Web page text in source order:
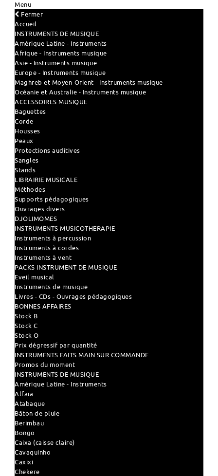
Menu
Fermer
Accueil
INSTRUMENTS DE MUSIQUE
Amérique Latine - Instruments
Afrique - Instruments musique
Asie - Instruments musique
Europe - Instruments musique
Maghreb et Moyen-Orient - Instruments musique
Océanie et Australie - Instruments musique
ACCESSOIRES MUSIQUE
Baguettes
Corde
Housses
Peaux
Protections auditives
Sangles
Stands
LIBRAIRIE MUSICALE
Méthodes
Supports pédagogiques
Ouvrages divers
DJOLIMOMES
INSTRUMENTS MUSICOTHERAPIE
Instruments à percussion
Instruments à cordes
Instruments à vent
PACKS INSTRUMENT DE MUSIQUE
Eveil musical
Instruments de musique
Livres - CDs - Ouvrages pédagogiques
BONNES AFFAIRES
Stock B
Stock C
Stock O
Prix dégressif par quantité
INSTRUMENTS FAITS MAIN SUR COMMANDE
Promos du moment
INSTRUMENTS DE MUSIQUE
Amérique Latine - Instruments
Alfaia
Atabaque
Bâton de pluie
Berimbau
Bongo
Caixa (caisse claire)
Cavaquinho
Caxixi
Chekere